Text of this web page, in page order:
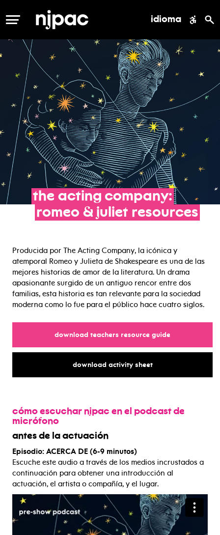
MENÚ idioma
the acting company:
romeo & juliet resources
Producida por The Acting Company, la icónica y
atemporal Romeo y Julieta de Shakespeare es una de las
mejores historias de amor de la literatura. Un drama
apasionante surgido de un antiguo rencor entre dos
familias, esta historia es tan relevante para la sociedad
moderna como lo fue para el público hace cuatro siglos.
download teachers resource guidefor
download activity sheetfor
cómo escuchar njpac en el podcast de
micrófono
antes de la actuación
Episodio: ACERCA DE (6-9 minutos)
Escuche este audio a través de los medios incrustados a
continuación para obtener una introducción al
actuación, el artista o compañía, y el lugar.